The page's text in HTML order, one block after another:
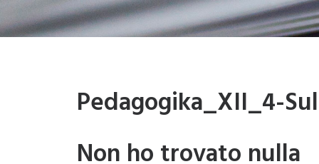
Pedagogika_XII_4-
Non ho trovato nulla